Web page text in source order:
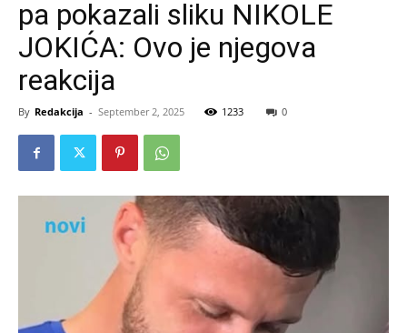
pa pokazali sliku NIKOLE
JOKIĆA: Ovo je njegova
reakcija
By Redakcija - September 2, 2025 1233 0